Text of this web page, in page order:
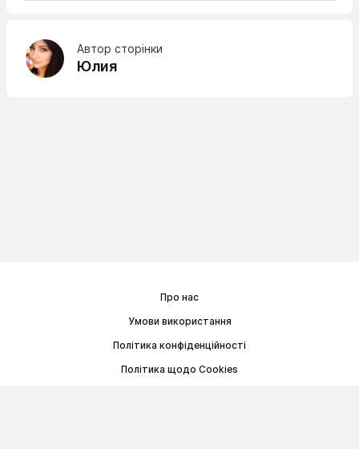
Автор сторінки
Юлия
Про нас
Умови використання
Політика конфіденційності
Політика щодо Cookies